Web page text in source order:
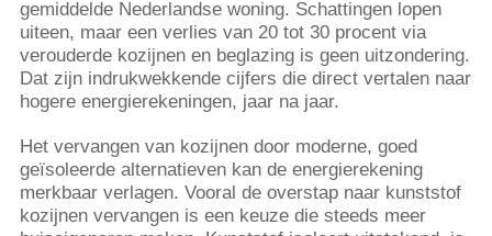
gemiddelde Nederlandse woning. Schattingen lopen
uiteen, maar een verlies van 20 tot 30 procent via
verouderde kozijnen en beglazing is geen uitzondering.
Dat zijn indrukwekkende cijfers die direct vertalen naar
hogere energierekeningen, jaar na jaar.
Het vervangen van kozijnen door moderne, goed
geïsoleerde alternatieven kan de energierekening
merkbaar verlagen. Vooral de overstap naar kunststof
kozijnen vervangen is een keuze die steeds meer